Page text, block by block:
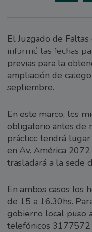
El Juzgado de
informó las fechas
previas para la
ampliación de
septiembre.
En este marco, los
obligatorio antes de
práctico tendrá lugar
en Av. América
trasladará a la sede
En ambos casos los
de 15 a 16.30hs.
gobierno local puso
telefónicos